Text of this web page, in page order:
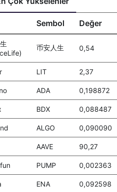
0,000000 0,000000
0,000005 0,000005
1,00 1,00
4.206,24 4.261,69
4,14
Sembol Değer
币安人生 0,54
LIT 2,37
ADA 0,198872
BDX 0,088487
ALGO 0,090090
AAVE 90,27
PUMP 0,002363
ENA 0,092598